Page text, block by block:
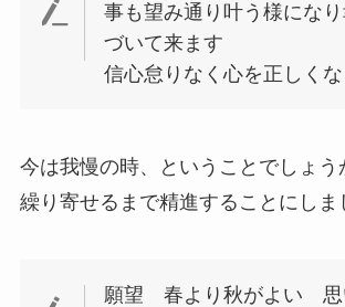
事も望み通り叶う様にな
づいて来ます
信心怠りなく心を正しく
今は我慢の時、ということでしょう
繰り寄せるまで精進することにしま
願望 春より秋がよい 思